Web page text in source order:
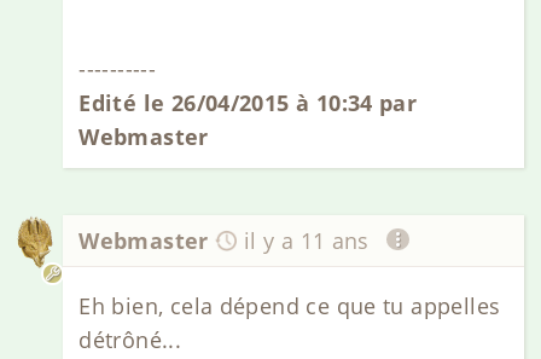
----------
Edité le 26/04/2015 à 10:34 par
Webmaster
Webmaster il y a 11 ans
Eh bien, cela dépend ce que tu appelles
détrôné...